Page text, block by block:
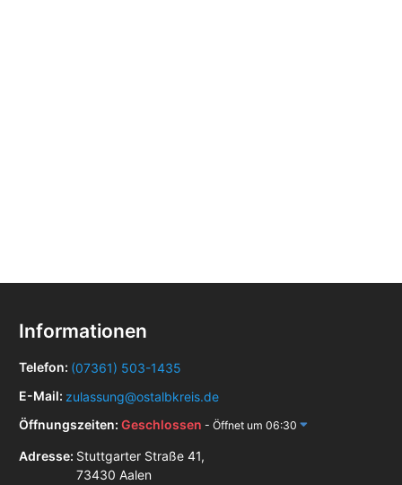
Informationen
Telefon: (07361) 503-1435
E-Mail: zulassung@ostalbkreis.de
Öffnungszeiten: Geschlossen - Öffnet um 06:30
Adresse: Stuttgarter Straße 41,
73430 Aalen